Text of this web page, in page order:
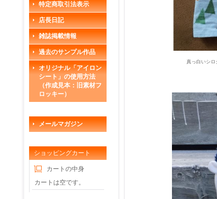
特定商取引法表示
店長日記
雑誌掲載情報
過去のサンプル作品
オリジナル「アイロン
シート」の使用方法
（作成見本：旧素材フ
ロッキー）
メールマガジン
ショッピングカート
カートの中身
カートは空です。
真っ白いシ